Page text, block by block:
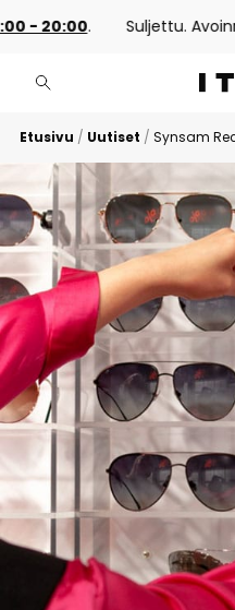
- 20:00. Suljettu.
Etusivu / Uutiset / Synsam